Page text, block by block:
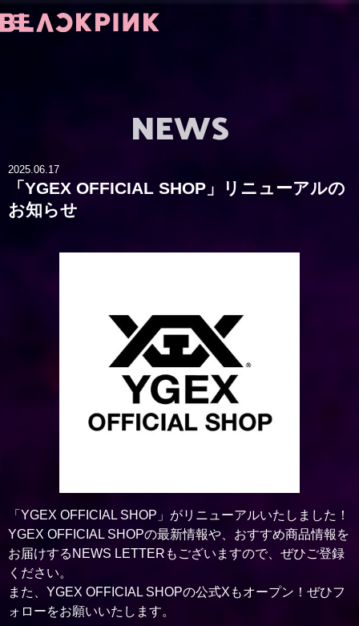
NEWS
2025.06.17
「YGEX OFFICIAL SHOP」リニューアルの
お知らせ
「YGEX OFFICIAL SHOP」がリニューアルいたしました！
YGEX OFFICIAL SHOPの最新情報や、おすすめ商品情報を
お届けするNEWS LETTERもございますので、ぜひご登録
ください。
また、YGEX OFFICIAL SHOPの公式Xもオープン！ぜひフ
ォローをお願いいたします。